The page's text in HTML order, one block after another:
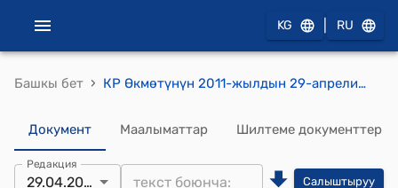
KG RU
Башкы бет › КР Өкмөтүнүн 2011-жылдын 29-апрелиндеги № 149-б (Кыргыз Республикасынын Өкмөтү менен Азербайжан Республикасынын Өкмөтүнүн ортосундагы Кирешеге жана капиталга салыктарга карата кош салык салуудан качуу жана салык салуулардан четтеп кетүүнү болтурбоо жөнүндө макулдашуунун долбоорун жактыруу) буйругу
Документ Маалыматтар Шилтеме документтер
Редакция
29.04.2011 Салыштыруу